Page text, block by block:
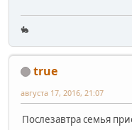
🐇
true
августа 17, 2016, 21:07
Послезавтра семья